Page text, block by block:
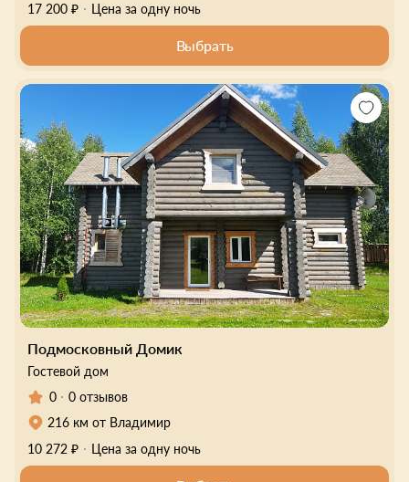
17 200 ₽
Цена за одну ночь
Выбрать
Подмосковный Домик
Гостевой дом
0
0 отзывов
216 км от Владимир
10 272 ₽
Цена за одну ночь